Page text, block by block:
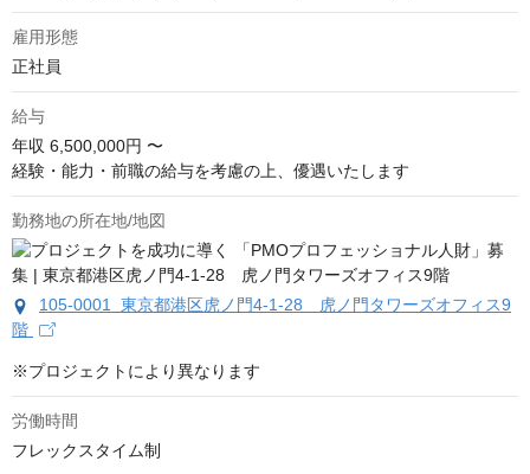
雇用形態
正社員
給与
年収 6,500,000円 〜
経験・能力・前職の給与を考慮の上、優遇いたします
勤務地の所在地/地図
105-0001 東京都港区虎ノ門4-1-28 虎ノ門タワーズオフィス9
階
※プロジェクトにより異なります
労働時間
フレックスタイム制